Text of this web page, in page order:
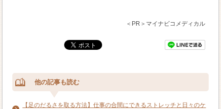
＜PR＞マイナビコメディカル
他の記事も読む
【足のだるさを取る方法】仕事の合間にできるストレッチと日々のケ